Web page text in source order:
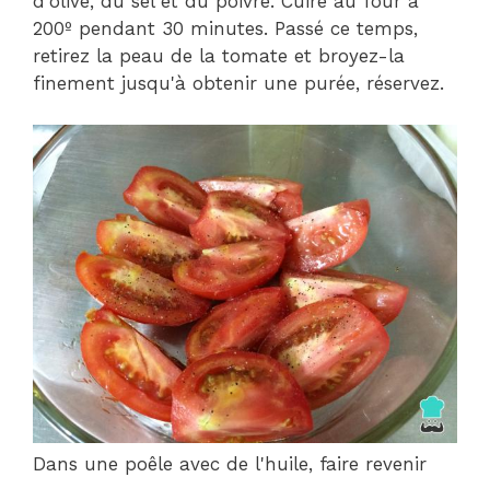
200º pendant 30 minutes. Passé ce temps,
retirez la peau de la tomate et broyez-la
finement jusqu'à obtenir une purée, réservez.
Dans une poêle avec de l'huile, faire revenir